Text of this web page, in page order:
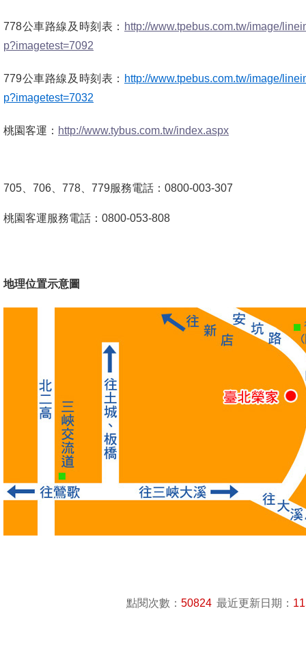
778公車路線及時刻表： http://www.tpebus.com.tw/image/
p?imagetest=7092
779公車路線及時刻表： http://www.tpebus.com.tw/image/
p?imagetest=7032
桃園客運： http://www.tybus.com.tw/index.aspx
705、706、778、779服務電話：0800-003-307
桃園客運服務電話：0800-053-808
地理位置示意圖
點閱次數： 50824 最近更新日期：